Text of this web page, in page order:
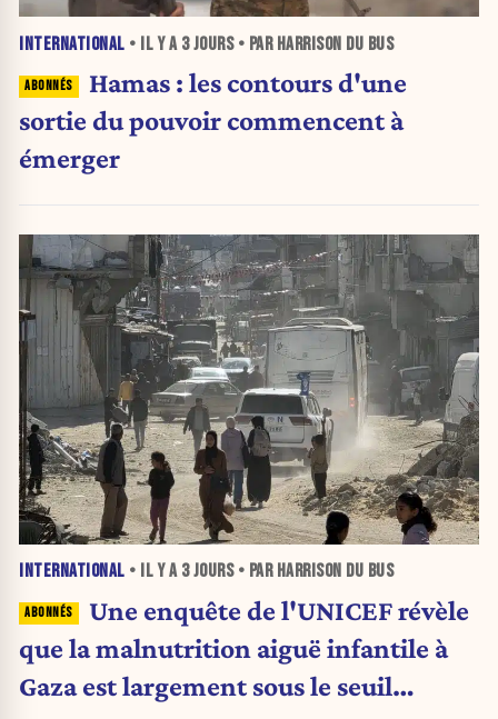
INTERNATIONAL • IL Y A 3 JOURS• PAR HARRISON DU BUS
Hamas : les contours d'une
sortie du pouvoir commencent à
émerger
INTERNATIONAL • IL Y A 3 JOURS• PAR HARRISON DU BUS
Une enquête de l'UNICEF révèle
que la malnutrition aiguë infantile à
Gaza est largement sous le seuil